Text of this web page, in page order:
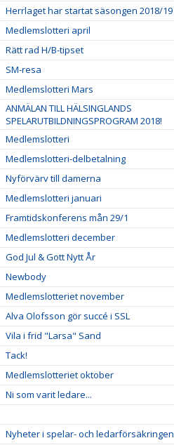
Herrlaget har startat säsongen 2018/19
Medlemslotteri april
Rätt rad H/B-tipset
SM-resa
Medlemslotteri Mars
ANMÄLAN TILL HÄLSINGLANDS
SPELARUTBILDNINGSPROGRAM 2018!
Medlemslotteri
Medlemslotteri-delbetalning
Nyförvärv till damerna
Medlemslotteri januari
Framtidskonferens mån 29/1
Medlemslotteri december
God Jul & Gott Nytt År
Newbody
Medlemslotteriet november
Alva Olofsson gör succé i SSL
Vila i frid "Larsa" Sand
Tack!
Medlemslotteriet oktober
Ni som varit ledare...
Nyheter i spelar- och ledarförsäkringen